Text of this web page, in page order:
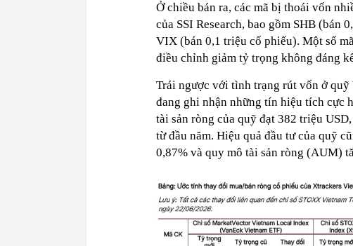
Ở chiều bán ra, các mã bị thoái vốn
của SSI Research, bao gồm SHB (bán
VIX (bán 0,1 triệu cổ phiếu). Một số
điều chỉnh giảm tỷ trọng không đáng
Trái ngược với tình trạng rút vốn ở quỹ
đang ghi nhận những tín hiệu tích cực
tài sản ròng của quỹ đạt 382 triệu
từ đầu năm. Hiệu quả đầu tư của quỹ
0,87% và quy mô tài sản ròng (AUM)